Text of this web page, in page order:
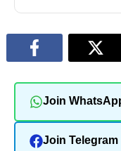
Join
Join Telegram